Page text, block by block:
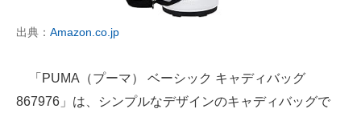
出典： Amazon.co.jp
「PUMA（プーマ） ベーシック キャディバッグ
867976」は、シンプルなデザインのキャディバッグで